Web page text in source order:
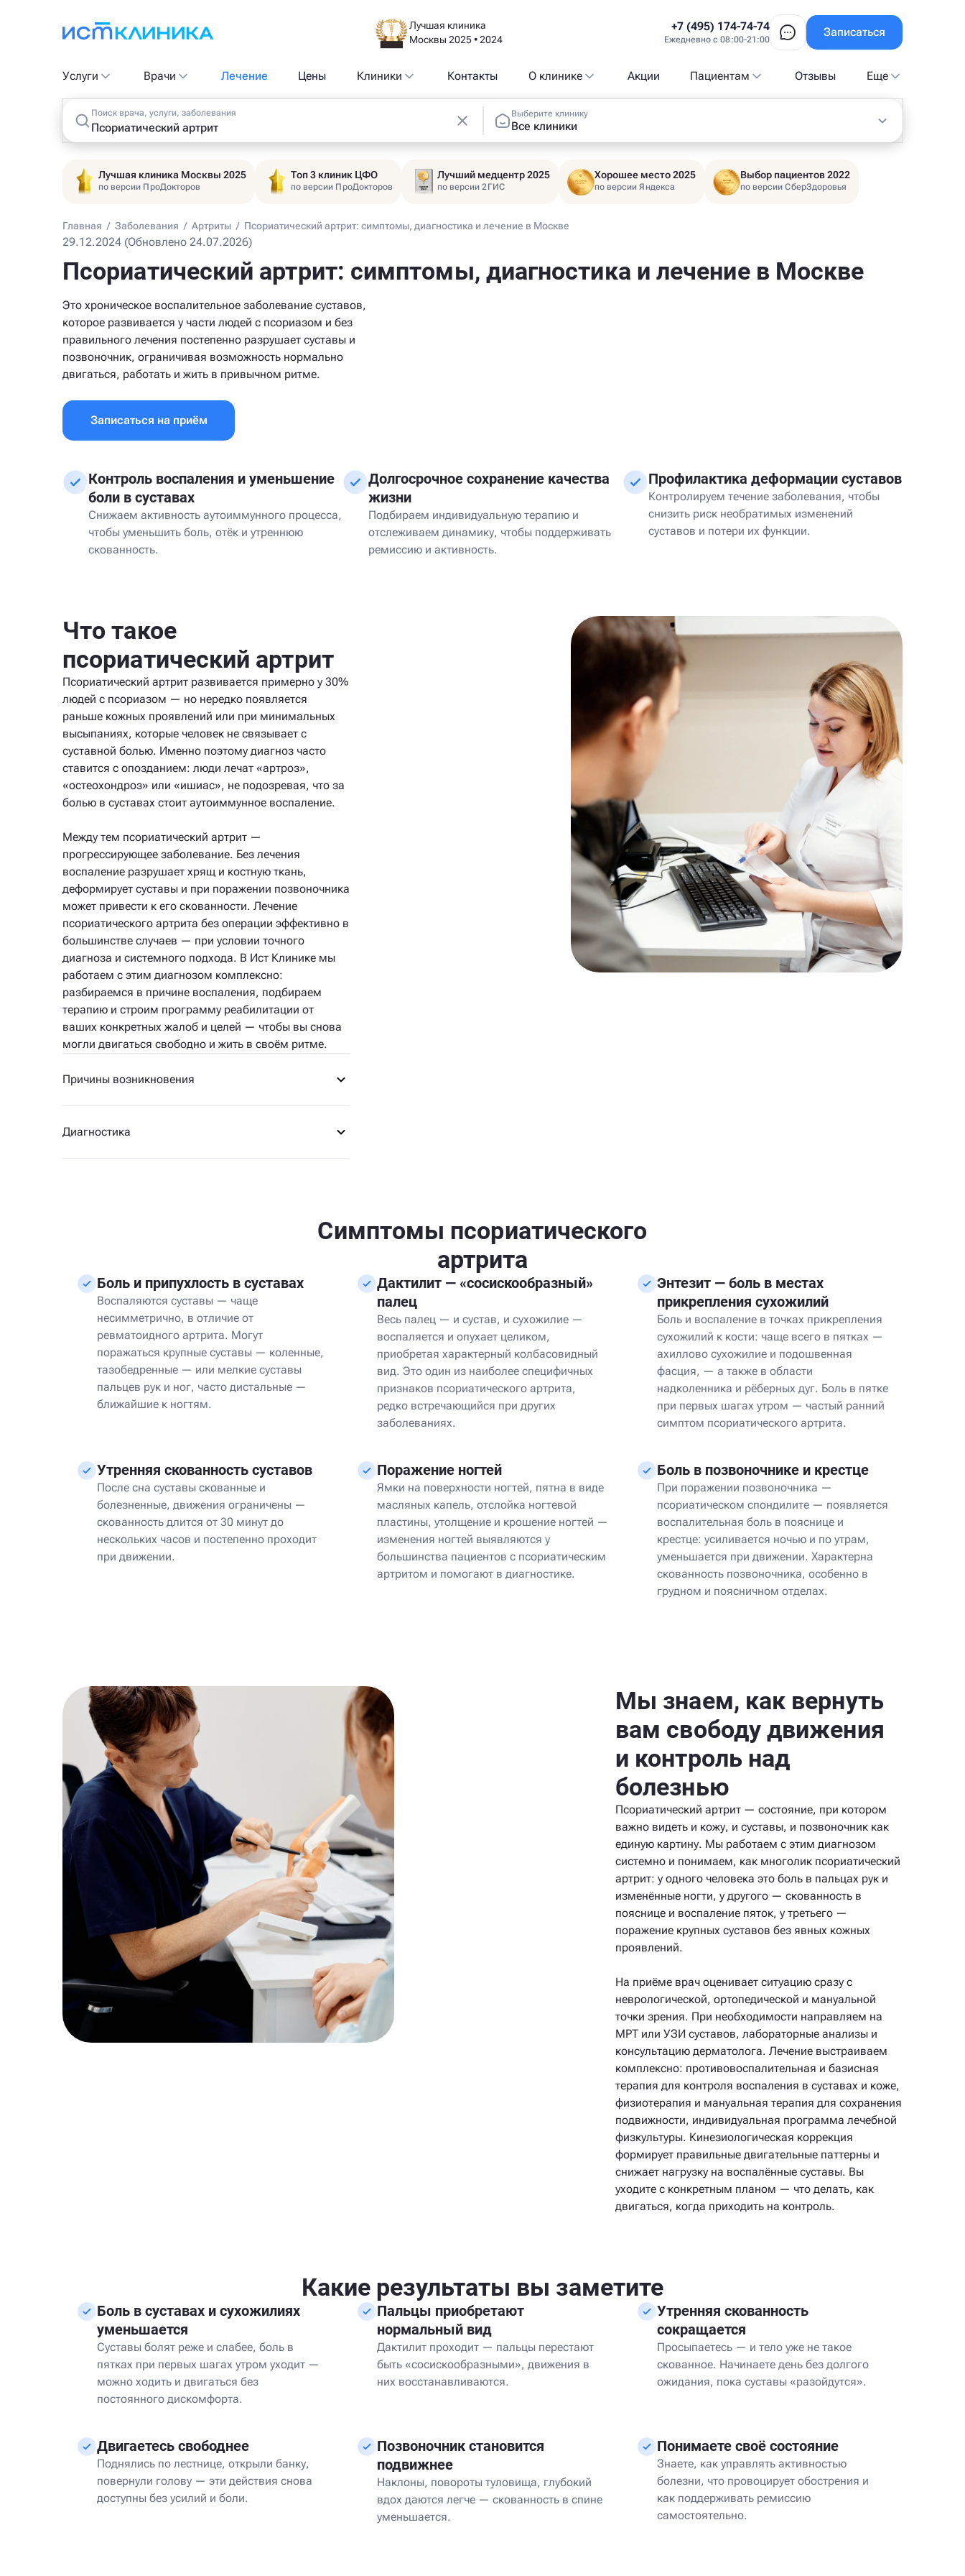
Лучшая клиника
Москвы 2025 • 2024
+7 (495) 174-74-74
Ежедневно с 08:00-21:00
Записаться
Услуги Врачи Лечение Цены Клиники Контакты О клинике Акции Пациентам Отзывы Еще
Поиск врача, услуги, заболевания Выберите клинику
Все клиники
Лучшая клиника Москвы 2025
по версии ПроДокторов
Топ 3 клиник ЦФО
по версии ПроДокторов
Лучший медцентр 2025
по версии 2ГИС
Хорошее место 2025
по версии Яндекса
Выбор пациентов 2022
по версии СберЗдоровья
Главная / Заболевания / Артриты / Псориатический артрит: симптомы, диагностика и лечение в Москве
29.12.2024 (Обновлено 24.07.2026)
Псориатический артрит: симптомы, диагностика и лечение в Москве
Это хроническое воспалительное заболевание суставов,
которое развивается у части людей с псориазом и без
правильного лечения постепенно разрушает суставы и
позвоночник, ограничивая возможность нормально
двигаться, работать и жить в привычном ритме.
Записаться на приём
Контроль воспаления и уменьшение
боли в суставах
Снижаем активность аутоиммунного процесса,
чтобы уменьшить боль, отёк и утреннюю
скованность.
Долгосрочное сохранение качества
жизни
Подбираем индивидуальную терапию и
отслеживаем динамику, чтобы поддерживать
ремиссию и активность.
Профилактика деформации суставов
Контролируем течение заболевания, чтобы
снизить риск необратимых изменений
суставов и потери их функции.
Что такое
псориатический артрит
Псориатический артрит развивается примерно у 30%
людей с псориазом — но нередко появляется
раньше кожных проявлений или при минимальных
высыпаниях, которые человек не связывает с
суставной болью. Именно поэтому диагноз часто
ставится с опозданием: люди лечат «артроз»,
«остеохондроз» или «ишиас», не подозревая, что за
болью в суставах стоит аутоиммунное воспаление.
Между тем псориатический артрит —
прогрессирующее заболевание. Без лечения
воспаление разрушает хрящ и костную ткань,
деформирует суставы и при поражении позвоночника
может привести к его скованности. Лечение
псориатического артрита без операции эффективно в
большинстве случаев — при условии точного
диагноза и системного подхода. В Ист Клинике мы
работаем с этим диагнозом комплексно:
разбираемся в причине воспаления, подбираем
терапию и строим программу реабилитации от
ваших конкретных жалоб и целей — чтобы вы снова
могли двигаться свободно и жить в своём ритме.
Причины возникновения
Диагностика
Симптомы псориатического
артрита
Боль и припухлость в суставах
Воспаляются суставы — чаще
несимметрично, в отличие от
ревматоидного артрита. Могут
поражаться крупные суставы — коленные,
тазобедренные — или мелкие суставы
пальцев рук и ног, часто дистальные —
ближайшие к ногтям.
Дактилит — «сосискообразный»
палец
Весь палец — и сустав, и сухожилие —
воспаляется и опухает целиком,
приобретая характерный колбасовидный
вид. Это один из наиболее специфичных
признаков псориатического артрита,
редко встречающийся при других
заболеваниях.
Энтезит — боль в местах
прикрепления сухожилий
Боль и воспаление в точках прикрепления
сухожилий к кости: чаще всего в пятках —
ахиллово сухожилие и подошвенная
фасция, — а также в области
надколенника и рёберных дуг. Боль в пятке
при первых шагах утром — частый ранний
симптом псориатического артрита.
Утренняя скованность суставов
После сна суставы скованные и
болезненные, движения ограничены —
скованность длится от 30 минут до
нескольких часов и постепенно проходит
при движении.
Поражение ногтей
Ямки на поверхности ногтей, пятна в виде
масляных капель, отслойка ногтевой
пластины, утолщение и крошение ногтей —
изменения ногтей выявляются у
большинства пациентов с псориатическим
артритом и помогают в диагностике.
Боль в позвоночнике и крестце
При поражении позвоночника —
псориатическом спондилите — появляется
воспалительная боль в пояснице и
крестце: усиливается ночью и по утрам,
уменьшается при движении. Характерна
скованность позвоночника, особенно в
грудном и поясничном отделах.
Мы знаем, как вернуть
вам свободу движения
и контроль над
болезнью
Псориатический артрит — состояние, при котором
важно видеть и кожу, и суставы, и позвоночник как
единую картину. Мы работаем с этим диагнозом
системно и понимаем, как многолик псориатический
артрит: у одного человека это боль в пальцах рук и
изменённые ногти, у другого — скованность в
пояснице и воспаление пяток, у третьего —
поражение крупных суставов без явных кожных
проявлений.
На приёме врач оценивает ситуацию сразу с
неврологической, ортопедической и мануальной
точки зрения. При необходимости направляем на
МРТ или УЗИ суставов, лабораторные анализы и
консультацию дерматолога. Лечение выстраиваем
комплексно: противовоспалительная и базисная
терапия для контроля воспаления в суставах и коже,
физиотерапия и мануальная терапия для сохранения
подвижности, индивидуальная программа лечебной
физкультуры. Кинезиологическая коррекция
формирует правильные двигательные паттерны и
снижает нагрузку на воспалённые суставы. Вы
уходите с конкретным планом — что делать, как
двигаться, когда приходить на контроль.
Какие результаты вы заметите
Боль в суставах и сухожилиях
уменьшается
Суставы болят реже и слабее, боль в
пятках при первых шагах утром уходит —
можно ходить и двигаться без
постоянного дискомфорта.
Пальцы приобретают
нормальный вид
Дактилит проходит — пальцы перестают
быть «сосискообразными», движения в
них восстанавливаются.
Утренняя скованность
сокращается
Просыпаетесь — и тело уже не такое
скованное. Начинаете день без долгого
ожидания, пока суставы «разойдутся».
Двигаетесь свободнее
Поднялись по лестнице, открыли банку,
повернули голову — эти действия снова
доступны без усилий и боли.
Позвоночник становится
подвижнее
Наклоны, повороты туловища, глубокий
вдох даются легче — скованность в спине
уменьшается.
Понимаете своё состояние
Знаете, как управлять активностью
болезни, что провоцирует обострения и
как поддерживать ремиссию
самостоятельно.